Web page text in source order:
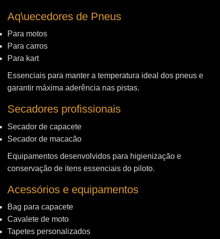
Aq\uecedores de Pneus
Para motos
Para carros
Para kart
Essenciais para manter a temperatura ideal dos pneus e
garantir máxima aderência nas pistas.
Secadores profissionais
Secador de capacete
Secador de macacão
Equipamentos desenvolvidos para higienização e
conservação de itens essenciais do piloto.
Acessórios e equipamentos
Bag para capacete
Cavalete de moto
Tapetes personalizados